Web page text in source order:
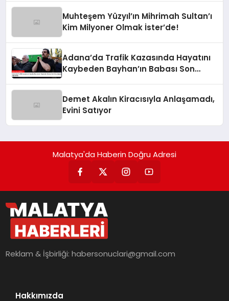
Muhteşem Yüzyıl’ın Mihrimah Sultan’ı
Kim Milyoner Olmak İster’de!
Adana’da Trafik Kazasında Hayatını
Kaybeden Bayhan’ın Babası Son
Demet Akalın Kiracısıyla Anlaşamadı,
Evini Satıyor
Malatya'da Haberin Doğru Adresi
Reklam & İşbirliği:habersonuclari@gmail.com
Hakkımızda